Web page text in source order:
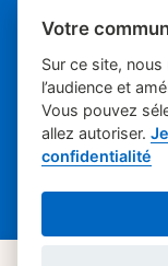
Place du
appli des
Mentions
Votre
Sur ce site,
l’audience et
Vous pouvez
allez autoriser.
confidentialité